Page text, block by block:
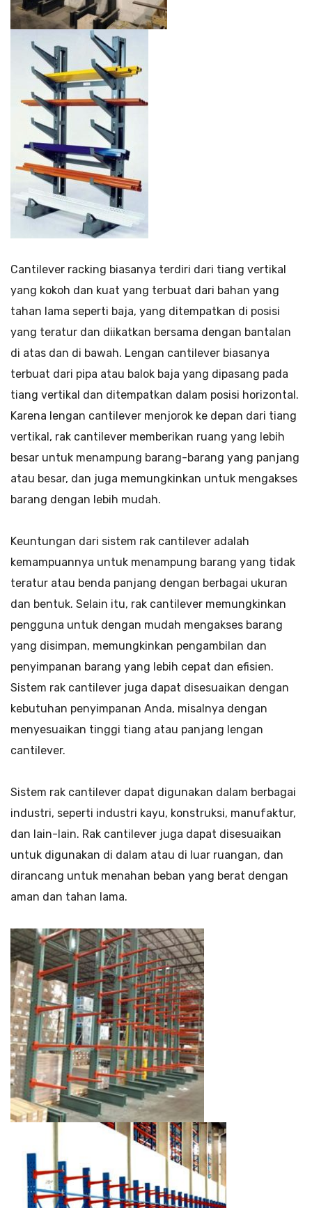
Cantilever racking biasanya terdiri dari tiang vertikal
yang kokoh dan kuat yang terbuat dari bahan yang
tahan lama seperti baja, yang ditempatkan di posisi
yang teratur dan diikatkan bersama dengan bantalan
di atas dan di bawah. Lengan cantilever biasanya
terbuat dari pipa atau balok baja yang dipasang pada
tiang vertikal dan ditempatkan dalam posisi horizontal.
Karena lengan cantilever menjorok ke depan dari tiang
vertikal, rak cantilever memberikan ruang yang lebih
besar untuk menampung barang-barang yang panjang
atau besar, dan juga memungkinkan untuk mengakses
barang dengan lebih mudah.
Keuntungan dari sistem rak cantilever adalah
kemampuannya untuk menampung barang yang tidak
teratur atau benda panjang dengan berbagai ukuran
dan bentuk. Selain itu, rak cantilever memungkinkan
pengguna untuk dengan mudah mengakses barang
yang disimpan, memungkinkan pengambilan dan
penyimpanan barang yang lebih cepat dan efisien.
Sistem rak cantilever juga dapat disesuaikan dengan
kebutuhan penyimpanan Anda, misalnya dengan
menyesuaikan tinggi tiang atau panjang lengan
cantilever.
Sistem rak cantilever dapat digunakan dalam berbagai
industri, seperti industri kayu, konstruksi, manufaktur,
dan lain-lain. Rak cantilever juga dapat disesuaikan
untuk digunakan di dalam atau di luar ruangan, dan
dirancang untuk menahan beban yang berat dengan
aman dan tahan lama.